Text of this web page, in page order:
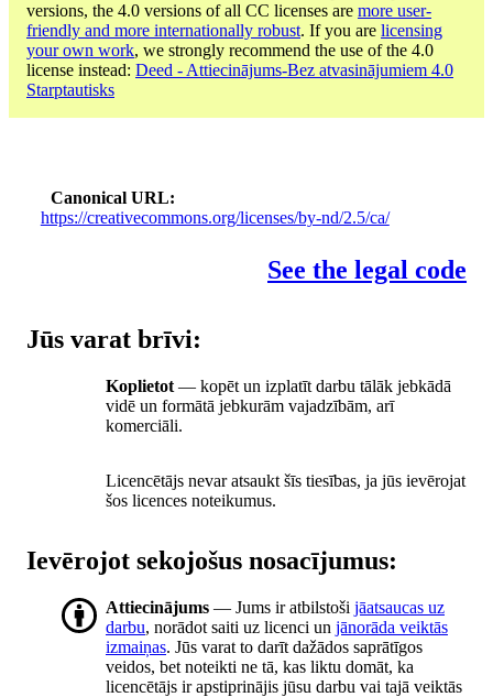
versions, the 4.0 versions of all CC licenses are more user-
friendly and more internationally robust. If you are licensing
your own work, we strongly recommend the use of the 4.0
license instead: Deed - Attiecinājums-Bez atvasinājumiem 4.0
Starptautisks
Canonical URL
https://creativecommons.org/licenses/by-nd/2.5/ca/
See the legal code
Jūs varat brīvi:
Koplietot — kopēt un izplatīt darbu tālāk jebkādā
vidē un formātā jebkurām vajadzībām, arī
komerciāli.
Licencētājs nevar atsaukt šīs tiesības, ja jūs ievērojat
šos licences noteikumus.
Ievērojot sekojošus nosacījumus:
Attiecinājums — Jums ir atbilstoši jāatsaucas uz
darbu, norādot saiti uz licenci un jānorāda veiktās
izmaiņas. Jūs varat to darīt dažādos saprātīgos
veidos, bet noteikti ne tā, kas liktu domāt, ka
licencētājs ir apstiprinājis jūsu darbu vai tajā veiktās